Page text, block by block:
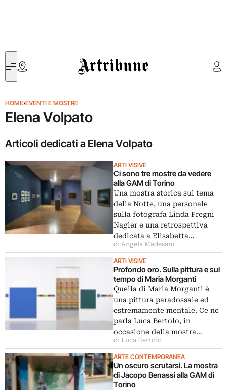
Artribune
HOME›EVENTI E MOSTRE
Elena Volpato
Articoli dedicati a Elena Volpato
ARTI VISIVE
Ci sono tre mostre da vedere
alla GAM di Torino
Una mostra storica sul tema
della Notte, una personale
sulla fotografa Linda Fregni
Nagler e una retrospettiva
dedicata a Elisabetta…
di Angela Madesani
ARTI VISIVE
Profondo oro. Sulla pittura e sul
tempo di Maria Morganti
Quella di Maria Morganti è
una pittura paradossale ed
estremamente mentale. Ce ne
parla Luca Bertolo, in
occasione della mostra…
di Luca Bertolo
ARTE CONTEMPORANEA
Un oscuro scrutarsi. La mostra
di Jacopo Benassi alla GAM di
Torino